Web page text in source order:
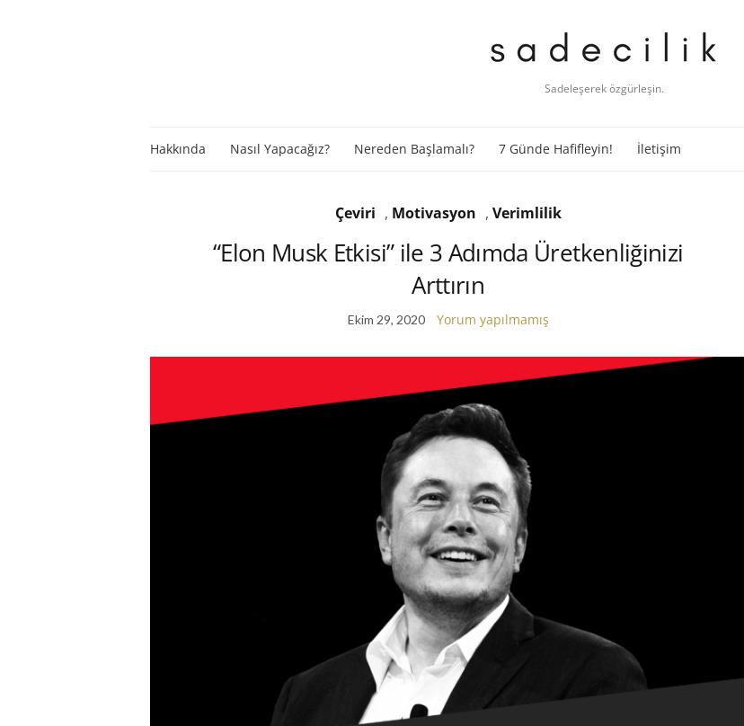
Sadeleşerek özgürleşin.
Hakkında Nasıl Yapacağız? Nereden Başlamalı? 7 Günde Hafifleyin! İletişim
Çeviri , Motivasyon , Verimlilik
“Elon Musk Etkisi” ile 3 Adımda Üretkenliğinizi
Arttırın
Ekim 29, 2020 Yorum yapılmamış